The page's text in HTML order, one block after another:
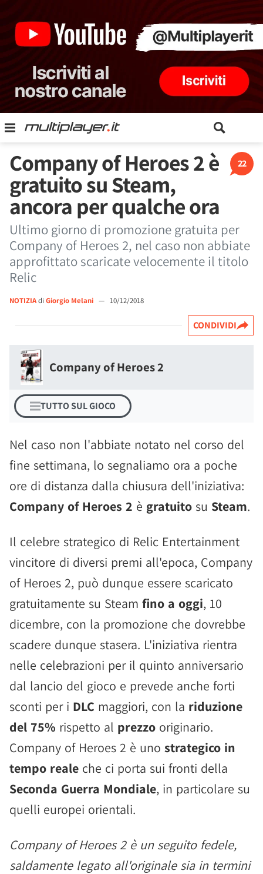
22
Company of Heroes 2 è
gratuito su Steam,
ancora per qualche ora
Ultimo giorno di promozione gratuita per
Company of Heroes 2, nel caso non abbiate
approfittato scaricate velocemente il titolo
Relic
NOTIZIAdi Giorgio Melani — 10/12/2018
CONDIVIDI
Company of Heroes 2
TUTTO SUL GIOCO
Nel caso non l'abbiate notato nel corso del
fine settimana, lo segnaliamo ora a poche
ore di distanza dalla chiusura dell'iniziativa:
Company of Heroes 2 è gratuito su Steam.
Il celebre strategico di Relic Entertainment
vincitore di diversi premi all'epoca, Company
of Heroes 2, può dunque essere scaricato
gratuitamente su Steam fino a oggi, 10
dicembre, con la promozione che dovrebbe
scadere dunque stasera. L'iniziativa rientra
nelle celebrazioni per il quinto anniversario
dal lancio del gioco e prevede anche forti
sconti per i DLC maggiori, con la riduzione
del 75% rispetto al prezzo originario.
Company of Heroes 2 è uno strategico in
tempo reale che ci porta sui fronti della
Seconda Guerra Mondiale, in particolare su
quelli europei orientali.
Company of Heroes 2 è un seguito fedele,
saldamente legato all'originale sia in termini